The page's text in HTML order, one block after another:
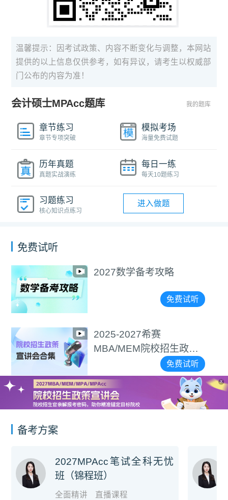
温馨提示：因考试政策、内容不断变化与调整，本网站
提供的以上信息仅供参考，如有异议，请考生以权威部
门公布的内容为准！
会计硕士MPAcc题库 我的题库
章节练习
章节专项突破
模拟考场
海量免费试题
历年真题
真题实战演练
每日一练
每天10题练习
习题练习
核心知识点练习
进入做题
免费试听
2027数学备考攻略
免费试听
2025-2027希赛
MBA/MEM院校招生政策
免费试听
X
备考方案
2027MPAcc笔试全科无忧
班（锦程班）
全面精讲 直播课程